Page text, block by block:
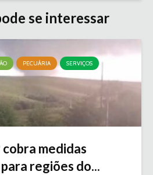
se interessar
PECUÁRIA SERVIÇOS
cobra medidas
regiões do...